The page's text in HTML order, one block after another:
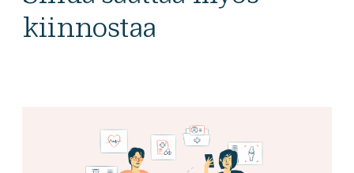
kiinnostaa